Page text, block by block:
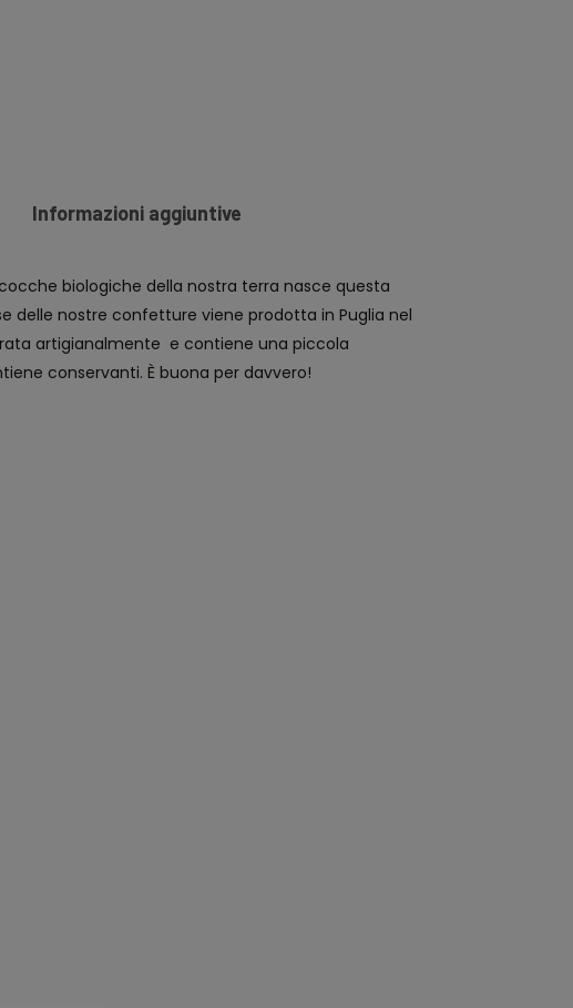
Informazioni aggiuntive
biologiche della nostra terra nasce questa
delle nostre confetture viene prodotta in Puglia nel
artigianalmente e contiene una piccola
conservanti. È buona per davvero!